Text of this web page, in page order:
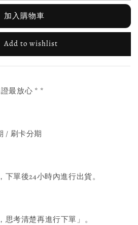
加入購物車
Add to wishlist
最放心 * *
/ 刷卡分期
單後24小時內進行出貨。
考清楚再進行下單」。